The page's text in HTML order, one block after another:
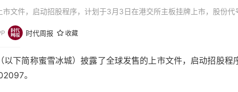
文件，启动招股程序，计划于3月3日在港交所主板挂牌上市，股份代
时代周报 收藏
以下简称蜜雪冰城）披露了全球发售的上市文件，启动招股程
。